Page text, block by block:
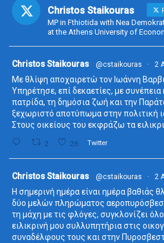
Christos Staikouras
MP in Fthiotida with Nea
at the Athens University of
Christos Staikouras @cstaikouras · 2
Με θλίψη αποχαιρετώ τον Ιωάννη
Υπηρέτησε, επί δεκαετίες, με
πατρίδα, τη δημόσια ζωή και την
ξεχωριστό αποτύπωμα στην πολιτική
Στους οικείους του εκφράζω τα
2 26 Twitter
Christos Staikouras @cstaikouras · 2
Η σημερινή ημέρα είναι ημέρα βαθιάς
δύο μελών πληρώματος
τη μάχη με τις φλόγες, συγκλονίζει
ειλικρινή μου συλλυπητήρια στις
συναδέλφους τους και στην